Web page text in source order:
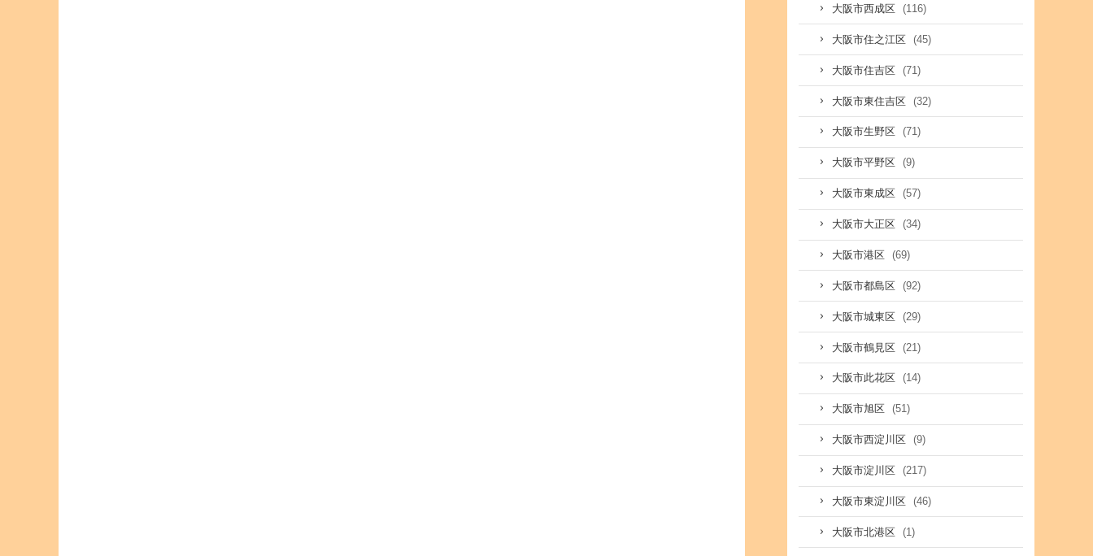
大阪市西成区 (116)
大阪市住之江区 (45)
大阪市住吉区 (71)
大阪市東住吉区 (32)
大阪市生野区 (71)
大阪市平野区 (9)
大阪市東成区 (57)
大阪市大正区 (34)
大阪市港区 (69)
大阪市都島区 (92)
大阪市城東区 (29)
大阪市鶴見区 (21)
大阪市此花区 (14)
大阪市旭区 (51)
大阪市西淀川区 (9)
大阪市淀川区 (217)
大阪市東淀川区 (46)
大阪市北港区 (1)